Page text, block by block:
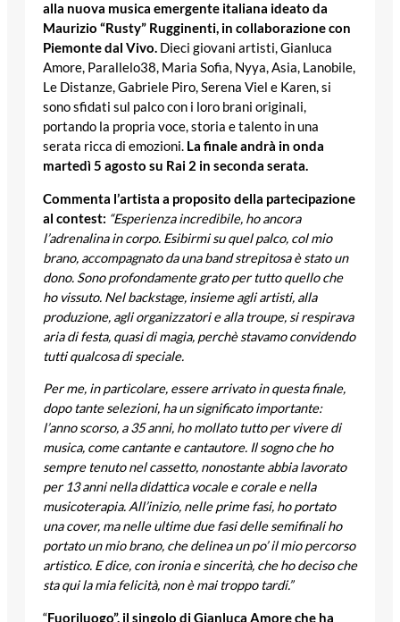
alla nuova musica emergente italiana ideato da
Maurizio “Rusty” Rugginenti, in collaborazione con
Piemonte dal Vivo. Dieci giovani artisti, Gianluca
Amore, Parallelo38, Maria Sofia, Nyya, Asia, Lanobile,
Le Distanze, Gabriele Piro, Serena Viel e Karen, si
sono sfidati sul palco con i loro brani originali,
portando la propria voce, storia e talento in una
serata ricca di emozioni. La finale andrà in onda
martedì 5 agosto su Rai 2 in seconda serata.
Commenta l’artista a proposito della partecipazione
al contest: “Esperienza incredibile, ho ancora
l’adrenalina in corpo. Esibirmi su quel palco, col mio
brano, accompagnato da una band strepitosa è stato un
dono. Sono profondamente grato per tutto quello che
ho vissuto. Nel backstage, insieme agli artisti, alla
produzione, agli organizzatori e alla troupe, si respirava
aria di festa, quasi di magia, perchè stavamo convidendo
tutti qualcosa di speciale.
Per me, in particolare, essere arrivato in questa finale,
dopo tante selezioni, ha un significato importante:
l’anno scorso, a 35 anni, ho mollato tutto per vivere di
musica, come cantante e cantautore. Il sogno che ho
sempre tenuto nel cassetto, nonostante abbia lavorato
per 13 anni nella didattica vocale e corale e nella
musicoterapia. All’inizio, nelle prime fasi, ho portato
una cover, ma nelle ultime due fasi delle semifinali ho
portato un mio brano, che delinea un po’ il mio percorso
artistico. E dice, con ironia e sincerità, che ho deciso che
sta qui la mia felicità, non è mai troppo tardi.”
“Fuoriluogo”, il singolo di Gianluca Amore che ha